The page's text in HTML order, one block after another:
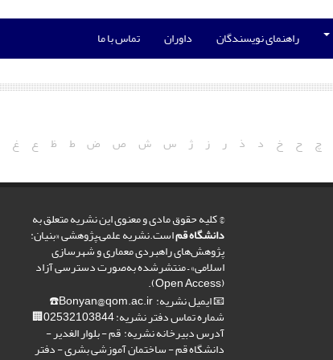
راهنمای نویسندگان داوران تماس با ما
چ ح خ د ذ ر ز ژ س ش ص ض ط ظ ع غ
© کلیه حقوق مادی و معنوی این نشریه متعلق به
دانشگاه قماست.نشریه علمی–پژوهشی «بنیان:
پژوهش‌های راهبردی معماری و شهرسازی
اسلامی» – منتشرشده به‌صورت دسترسی آزاد
(Open Access).
📧 ایمیل نشریه: Bonyan@qom.ac.ir☎️
شماره تماس دفتر نشریه: 02532103844🏢
آدرس دبیرخانه نشریه: قم - بلوار الغدیر -
دانشگاه قم - ساختمان آموزشی بشری - دفتر